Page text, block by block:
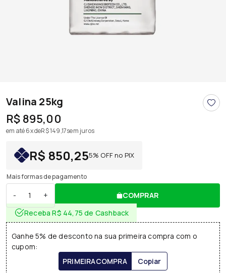
Valina 25kg
R$ 895,00
em até 6x deR$ 149,17sem juros
R$ 850,255% OFF no PIX
Mais formas de pagamento
- +
COMPRAR
Receba R$ 44,75 de Cashback
Ganhe 5% de desconto na sua primeira compra com o
cupom:
PRIMEIRACOMPRA
Copiar